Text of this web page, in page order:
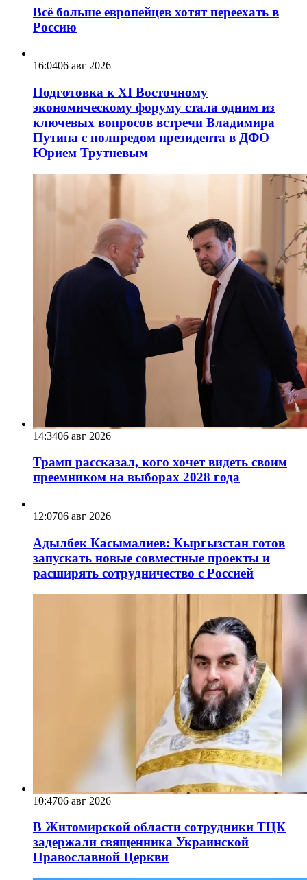
Всё больше европейцев хотят переехать в
Россию
16:0406 авг 2026
Подготовка к XI Восточному
экономическому форуму стала одним из
ключевых вопросов встречи Владимира
Путина с полпредом президента в ДФО
Юрием Трутневым
14:3406 авг 2026
Трамп рассказал, кого хочет видеть своим
преемником на выборах 2028 года
12:0706 авг 2026
Адылбек Касымалиев: Кыргызстан готов
запускать новые совместные проекты и
расширять сотрудничество с Россией
10:4706 авг 2026
В Житомирской области сотрудники ТЦК
задержали священника Украинской
Православной Церкви